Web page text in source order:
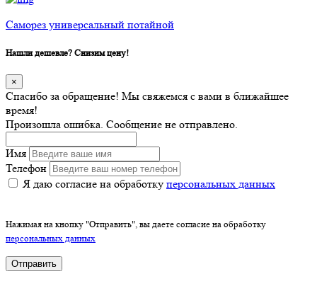
Саморез универсальный потайной
Нашли дешевле? Снизим цену!
×
Спасибо за обращение! Мы свяжемся с вами в ближайшее
время!
Произошла ошибка. Сообщение не отправлено.
Имя
Телефон
Я даю согласие на обработку персональных данных
Нажимая на кнопку "Отправить", вы даете согласие на обработку
персональных данных
Отправить